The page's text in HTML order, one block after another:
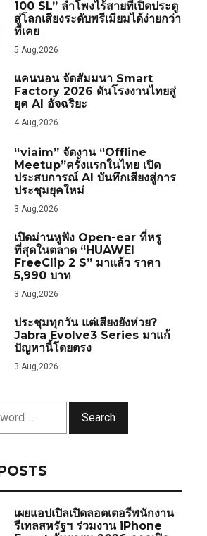
100 SL” ลำโพงไร้สายที่เปิดประตู
สู่โลกเสียงระดับพรีเมียมได้ง่ายกว่า
ที่เคย
5 Aug,2026
แคนนอน จัดสัมมนา Smart
Factory 2026 ดันโรงงานไทยสู่
ยุค AI อัจฉริยะ
4 Aug,2026
“viaim” จัดงาน “Offline
Meetup”ครั้งแรกในไทย เปิด
ประสบการณ์ AI บันทึกเสียงสู่การ
ประชุมยุคใหม่
3 Aug,2026
เปิดม่านหูฟัง Open-ear ที่หรู
ที่สุดในตลาด “HUAWEI
FreeClip 2 S” มาแล้ว ราคา
5,990 บาท
3 Aug,2026
ประชุมทุกวัน แต่เสียงยังห่วย?
Jabra Evolve3 Series มาแก้
ปัญหานี้โดยตรง
3 Aug,2026
Search
เผยแอปเปิลเปิดลอตเตอรีพนักงาน
รีเทลสหรัฐฯ ร่วมงาน iPhone